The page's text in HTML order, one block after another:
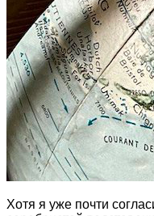
Хотя я уже почти